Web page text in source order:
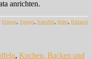
anrichten.
Eintopf, Spargel Kartoffel Huhn Bärlauch
, Kochen, Backen und